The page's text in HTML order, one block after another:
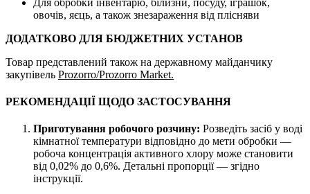
овочів, яєць, а також знезараження від плісняви
ДОДАТКОВО ДЛЯ БЮДЖЕТНИХ УСТАНОВ
Товар представлений також на державному майданчику
закупівель Prozorro/Prozorro Market.
РЕКОМЕНДАЦІЇ ЩОДО ЗАСТОСУВАННЯ
Приготування робочого розчину: Розведіть засіб у воді
кімнатної температури відповідно до мети обробки —
робоча концентрація активного хлору може становити
від 0,02% до 0,6%. Детальні пропорції — згідно
інструкції.